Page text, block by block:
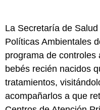
La Secretaría de
Políticas Ambientales
programa de
bebés recién nacidos
tratamientos,
acompañarlos a que